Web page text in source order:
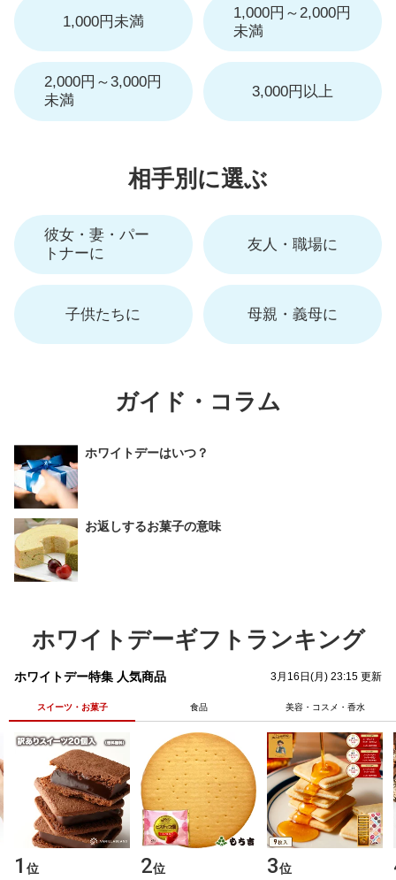
1,000円未満
1,000円～2,000円
未満
2,000円～3,000円
未満
3,000円以上
相手別に選ぶ
彼女・妻・パー
トナーに
友人・職場に
子供たちに 母親・義母に
ガイド・コラム
ホワイトデーはいつ？
お返しするお菓子の意味
ホワイトデーギフトランキング
ホワイトデー特集 人気商品 3月16日(月) 23:15 更新
スイーツ・お菓子 食品 美容・コスメ・香水
1 位 2位 3位